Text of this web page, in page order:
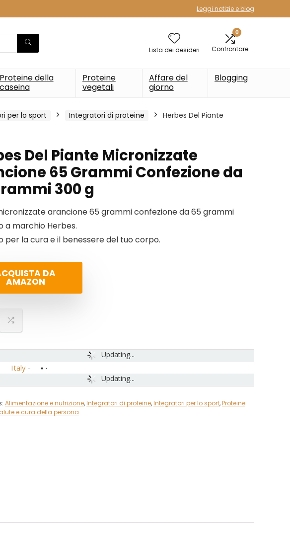
Leggi notizie e blog
Lista dei desideri
0
Confrontare
Proteine della
caseina
Proteine
vegetali
Affare del
giorno
Blogging
per lo sport Integratori di proteine
Herbes Del Piante
Del Piante Micronizzate
65 Grammi Confezione da
300 g
arancione 65 grammi confezione da 65 grammi
a marchio Herbes.
per la cura e il benessere del tuo corpo.
DA
AMAZON
Updating...
Updating...
Italy -
Alimentazione e nutrizione,Integratori di proteine,Integratori per lo sport,Proteine
e cura della persona